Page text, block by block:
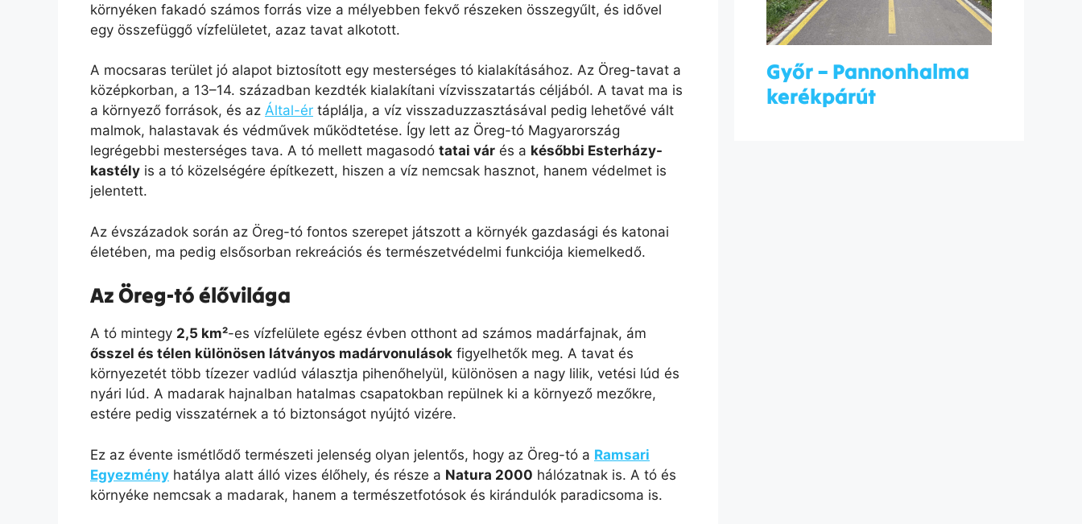
környéken fakadó számos forrás vize a mélyebben fekvő részeken összegyűlt, és idővel
egy összefüggő vízfelületet, azaz tavat alkotott.
A mocsaras terület jó alapot biztosított egy mesterséges tó kialakításához. Az Öreg-tavat a
középkorban, a 13–14. században kezdték kialakítani vízvisszatartás céljából. A tavat ma is
a környező források, és az Által-ér táplálja, a víz visszaduzzasztásával pedig lehetővé vált
malmok, halastavak és védművek működtetése. Így lett az Öreg-tó Magyarország
legrégebbi mesterséges tava. A tó mellett magasodó tatai vár és a későbbi Esterházy-
kastély is a tó közelségére építkezett, hiszen a víz nemcsak hasznot, hanem védelmet is
jelentett.
Az évszázadok során az Öreg-tó fontos szerepet játszott a környék gazdasági és katonai
életében, ma pedig elsősorban rekreációs és természetvédelmi funkciója kiemelkedő.
Az Öreg-tó élővilága
A tó mintegy 2,5 km²-es vízfelülete egész évben otthont ad számos madárfajnak, ám
ősszel és télen különösen látványos madárvonulások figyelhetők meg. A tavat és
környezetét több tízezer vadlúd választja pihenőhelyül, különösen a nagy lilik, vetési lúd és
nyári lúd. A madarak hajnalban hatalmas csapatokban repülnek ki a környező mezőkre,
estére pedig visszatérnek a tó biztonságot nyújtó vizére.
Ez az évente ismétlődő természeti jelenség olyan jelentős, hogy az Öreg-tó a Ramsari
Egyezmény hatálya alatt álló vizes élőhely, és része a Natura 2000 hálózatnak is. A tó és
környéke nemcsak a madarak, hanem a természetfotósok és kirándulók paradicsoma is.
Győr – Pannonhalma
kerékpárút